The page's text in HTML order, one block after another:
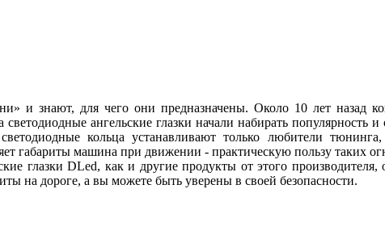
и знают, для чего они предназначены. Около 10 лет
ангельские глазки начали набирать
кольца устанавливают только любители
габариты машина при движении - практическую пользу таких
глазки DLed, как и другие продукты от этого
на дороге, а вы можете быть уверены в своей безопасности.